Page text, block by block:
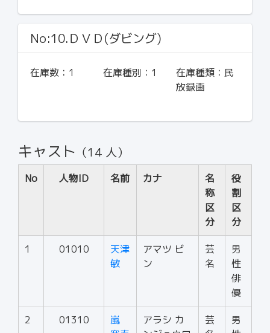
No:10.ＤＶＤ(ダビング)
在庫数： 1 在庫種別： 1 在庫種類： 民
放録画
キャスト （14 人）
No 人物ID 名前 カナ
名
称
区
分
役
割
区
分
1 01010
天津
敏
アマツ ビ
ン
芸
名
男
性
俳
優
2 01310
嵐
アラシ カ
芸
男